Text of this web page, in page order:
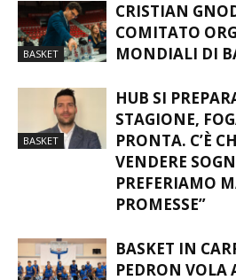
BASKET
CRISTIAN
COMITATO
MONDIALI DI
BASKET
HUB SI
STAGIONE,
PRONTA. C’È
VENDERE
PREFERIAMO
PROMESSE”
BASKET IN
PEDRON VOLA